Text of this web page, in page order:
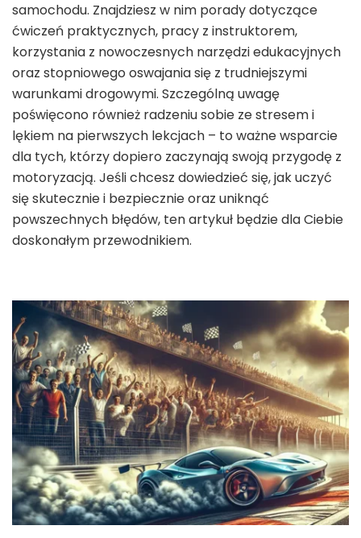
samochodu. Znajdziesz w nim porady dotyczące
ćwiczeń praktycznych, pracy z instruktorem,
korzystania z nowoczesnych narzędzi edukacyjnych
oraz stopniowego oswajania się z trudniejszymi
warunkami drogowymi. Szczególną uwagę
poświęcono również radzeniu sobie ze stresem i
lękiem na pierwszych lekcjach – to ważne wsparcie
dla tych, którzy dopiero zaczynają swoją przygodę z
motoryzacją. Jeśli chcesz dowiedzieć się, jak uczyć
się skutecznie i bezpiecznie oraz uniknąć
powszechnych błędów, ten artykuł będzie dla Ciebie
doskonałym przewodnikiem.